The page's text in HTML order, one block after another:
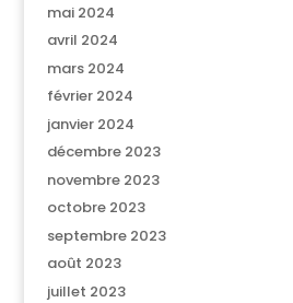
mai 2024
avril 2024
mars 2024
février 2024
janvier 2024
décembre 2023
novembre 2023
octobre 2023
septembre 2023
août 2023
juillet 2023